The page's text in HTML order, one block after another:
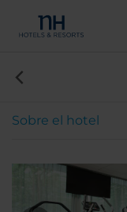
Sobre el hotel